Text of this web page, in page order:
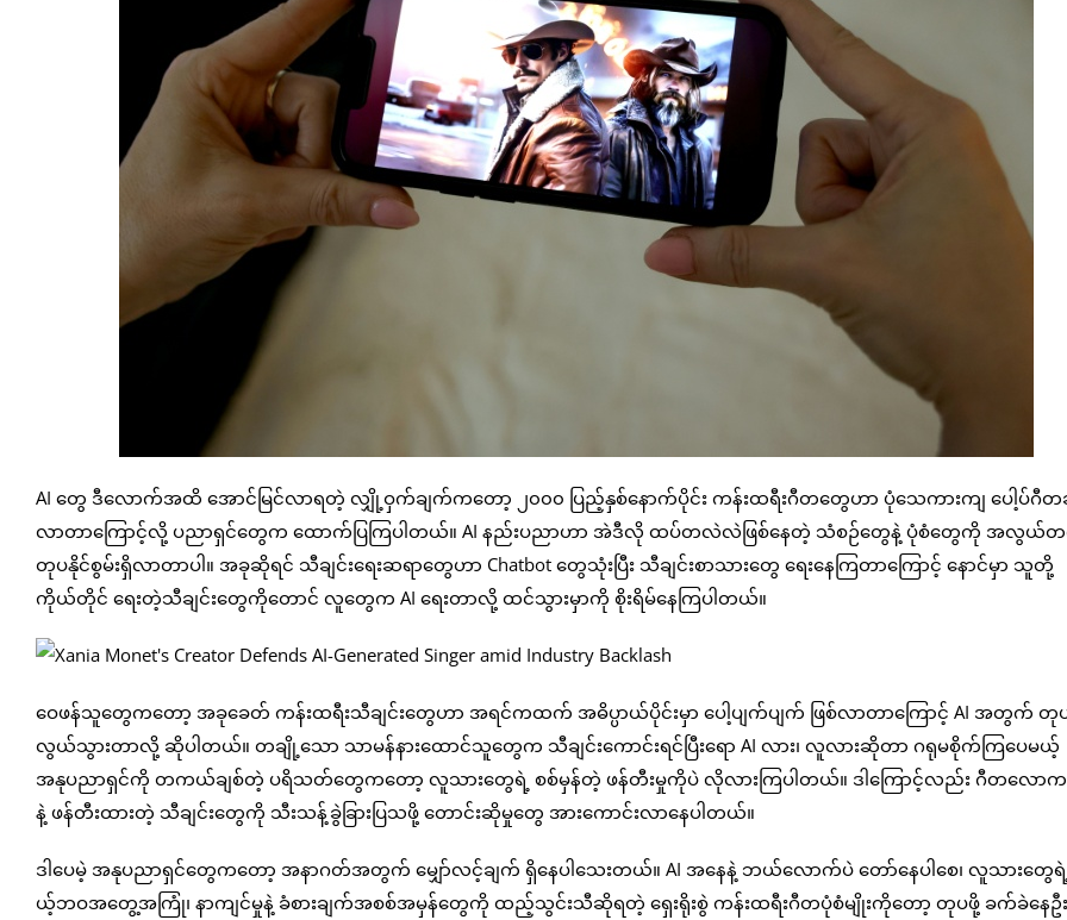
AI တွေ ဒီလောက်အထိ အောင်မြင်လာရတဲ့ လျှို့ဝှက်ချက်ကတော့ ၂၀၀၀ ပြည့်နှစ်နောက်ပိုင်း ကန်းထရီးဂီတတွေဟာ ပုံသေကားကျ ပေါ့ပ်ဂီ
လာတာကြောင့်လို့ ပညာရှင်တွေက ထောက်ပြကြပါတယ်။ AI နည်းပညာဟာ အဲဒီလို ထပ်တလဲလဲဖြစ်နေတဲ့ သံစဉ်တွေနဲ့ ပုံစံတွေကို အလွယ်
တုပနိုင်စွမ်းရှိလာတာပါ။ အခုဆိုရင် သီချင်းရေးဆရာတွေဟာ Chatbot တွေသုံးပြီး သီချင်းစာသားတွေ ရေးနေကြတာကြောင့် နောင်မှာ သူတို့
ကိုယ်တိုင် ရေးတဲ့သီချင်းတွေကိုတောင် လူတွေက AI ရေးတာလို့ ထင်သွားမှာကို စိုးရိမ်နေကြပါတယ်။
ဝေဖန်သူတွေကတော့ အခုခေတ် ကန်းထရီးသီချင်းတွေဟာ အရင်ကထက် အဓိပ္ပာယ်ပိုင်းမှာ ပေါ့ပျက်ပျက် ဖြစ်လာတာကြောင့် AI အတွက် တု
လွယ်သွားတာလို့ ဆိုပါတယ်။ တချို့သော သာမန်နားထောင်သူတွေက သီချင်းကောင်းရင်ပြီးရော AI လား၊ လူလားဆိုတာ ဂရုမစိုက်ကြပေမယ့်
အနုပညာရှင်ကို တကယ်ချစ်တဲ့ ပရိသတ်တွေကတော့ လူသားတွေရဲ့ စစ်မှန်တဲ့ ဖန်တီးမှုကိုပဲ လိုလားကြပါတယ်။ ဒါကြောင့်လည်း ဂီတလောက
နဲ့ ဖန်တီးထားတဲ့ သီချင်းတွေကို သီးသန့်ခွဲခြားပြသဖို့ တောင်းဆိုမှုတွေ အားကောင်းလာနေပါတယ်။
ဒါပေမဲ့ အနုပညာရှင်တွေကတော့ အနာဂတ်အတွက် မျှော်လင့်ချက် ရှိနေပါသေးတယ်။ AI အနေနဲ့ ဘယ်လောက်ပဲ တော်နေပါစေ၊ လူသားတွ
ယ့်ဘဝအတွေ့အကြုံ၊ နာကျင်မှုနဲ့ ခံစားချက်အစစ်အမှန်တွေကို ထည့်သွင်းသီဆိုရတဲ့ ရှေးရိုးစွဲ ကန်းထရီးဂီတပုံစံမျိုးကိုတော့ တုပဖို့ ခက်ခဲနေဦးမှ